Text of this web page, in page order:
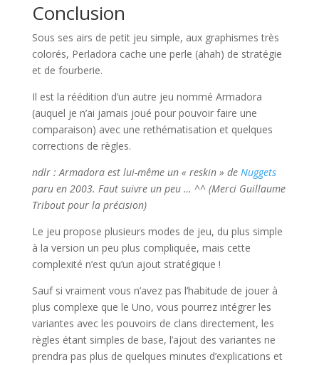
Conclusion
Sous ses airs de petit jeu simple, aux graphismes très
colorés, Perladora cache une perle (ahah) de stratégie
et de fourberie.
Il est la réédition d’un autre jeu nommé Armadora
(auquel je n’ai jamais joué pour pouvoir faire une
comparaison) avec une rethématisation et quelques
corrections de règles.
ndlr : Armadora est lui-même un « reskin » de Nuggets
paru en 2003. Faut suivre un peu … ^^ (Merci Guillaume
Tribout pour la précision)
Le jeu propose plusieurs modes de jeu, du plus simple
à la version un peu plus compliquée, mais cette
complexité n’est qu’un ajout stratégique !
Sauf si vraiment vous n’avez pas l’habitude de jouer à
plus complexe que le Uno, vous pourrez intégrer les
variantes avec les pouvoirs de clans directement, les
règles étant simples de base, l’ajout des variantes ne
prendra pas plus de quelques minutes d’explications et